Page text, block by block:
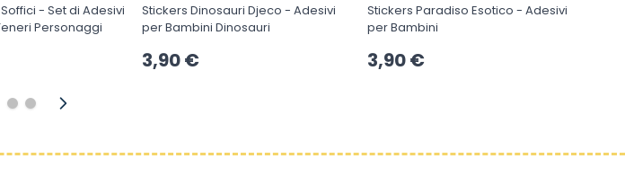
di Adesivi
Personaggi
Stickers Dinosauri Djeco - Adesivi
per Bambini Dinosauri
3,90 €
Stickers Paradiso Esotico - Adesivi
per Bambini
3,90 €